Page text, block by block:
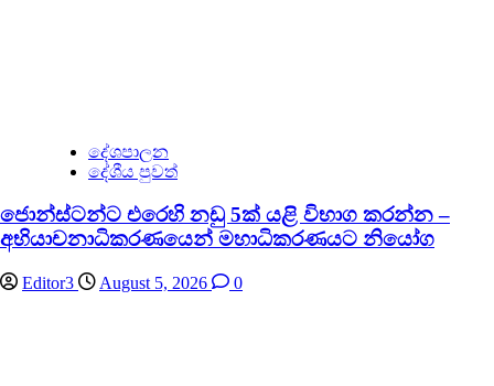
දේශපාලන
දේශීය පුවත්
ජොන්ස්ටන්ට එරෙහි නඩු 5ක් යළි විභාග කරන්න –
අභියාචනාධිකරණයෙන් මහාධිකරණයට නියෝග
Editor3 August 5, 2026 0